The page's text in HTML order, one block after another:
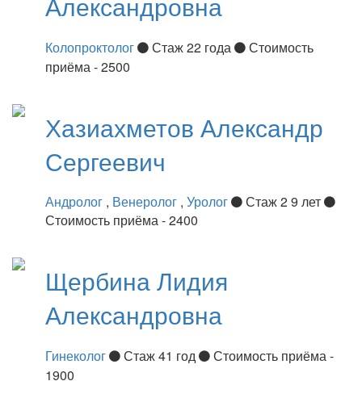
Колопроктолог Стаж 22 года
Стоимость
приёма - 2500
Хазиахметов Александр
Сергеевич
Андролог , Венеролог , Уролог
Стаж 2 9 лет
Стоимость приёма - 2400
ЩербинаЛидия
Александровна
Гинеколог Стаж 41 год
Стоимость приёма -
1900